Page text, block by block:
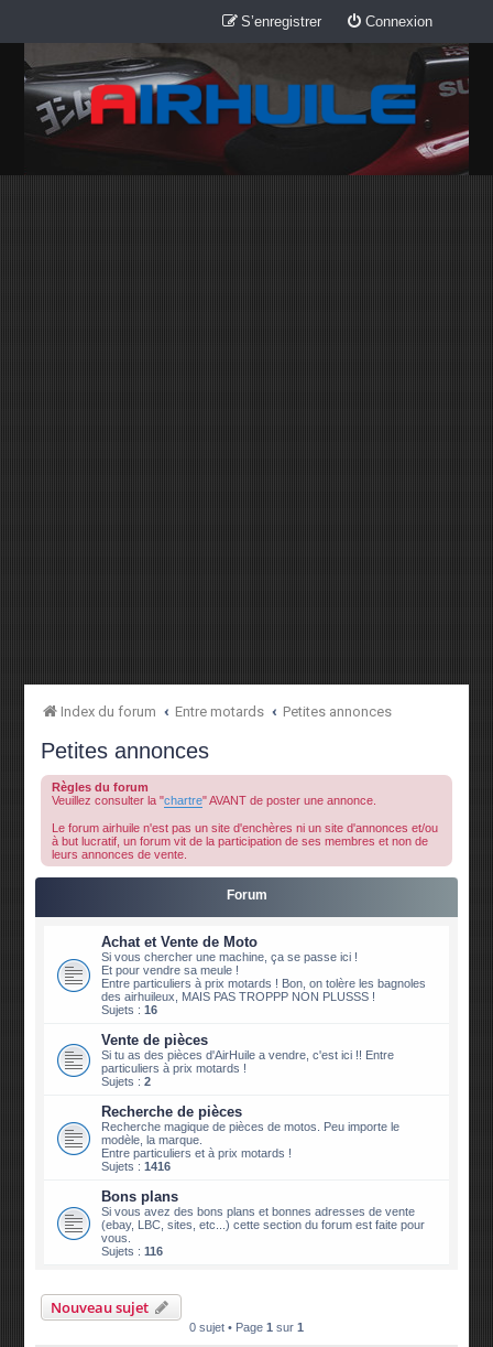
Connexion
S’enregistrer
Index du forum Entre motards Petites annonces
Petites annonces
Règles du forum
Veuillez consulter la "chartre" AVANT de poster une annonce.
Le forum airhuile n'est pas un site d'enchères ni un site d'annonces et/ou
à but lucratif, un forum vit de la participation de ses membres et non de
leurs annonces de vente.
Forum
Achat et Vente de Moto
Si vous chercher une machine, ça se passe ici !
Et pour vendre sa meule !
Entre particuliers à prix motards ! Bon, on tolère les bagnoles
des airhuileux, MAIS PAS TROPPP NON PLUSSS !
Sujets :16
Vente de pièces
Si tu as des pièces d'AirHuile a vendre, c'est ici !! Entre
particuliers à prix motards !
Sujets :2
Recherche de pièces
Recherche magique de pièces de motos. Peu importe le
modèle, la marque.
Entre particuliers et à prix motards !
Sujets :1416
Bons plans
Si vous avez des bons plans et bonnes adresses de vente
(ebay, LBC, sites, etc...) cette section du forum est faite pour
vous.
Sujets :116
Nouveau sujet
0 sujet • Page 1 sur 1